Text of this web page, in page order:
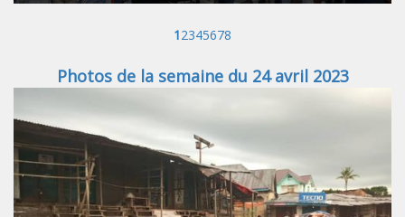
12345678
Photos de la semaine du 24 avril 2023